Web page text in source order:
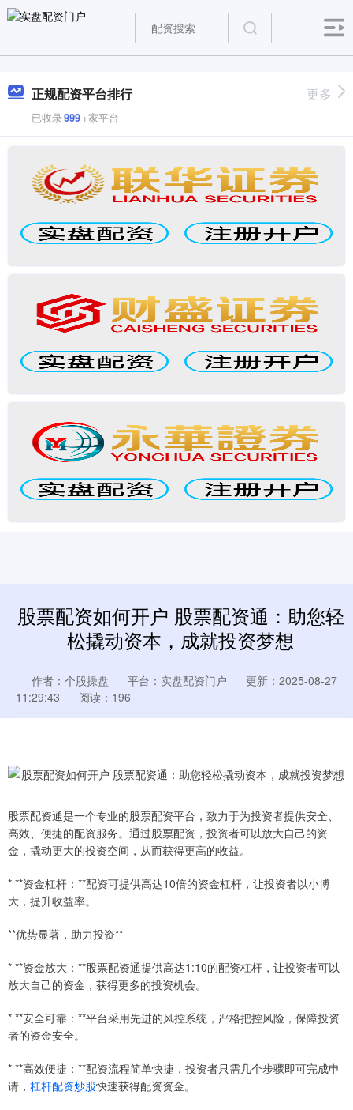
正规配资平台排行
已收录999+家平台
更多
股票配资如何开户 股票配资通：助您轻
松撬动资本，成就投资梦想
作者：个股操盘 平台：实盘配资门户
更新：2025-08-27
11:29:43
阅读：196
股票配资通是一个专业的股票配资平台，致力于为投资者提供安全、
高效、便捷的配资服务。通过股票配资，投资者可以放大自己的资
金，撬动更大的投资空间，从而获得更高的收益。
* **资金杠杆：**配资可提供高达10倍的资金杠杆，让投资者以小博
大，提升收益率。
**优势显著，助力投资**
* **资金放大：**股票配资通提供高达1:10的配资杠杆，让投资者可以
放大自己的资金，获得更多的投资机会。
* **安全可靠：**平台采用先进的风控系统，严格把控风险，保障投资
者的资金安全。
* **高效便捷：**配资流程简单快捷，投资者只需几个步骤即可完成申
请， 杠杆配资炒股快速获得配资资金。